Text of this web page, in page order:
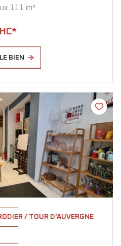
Bureaux 111 m²
HC*
BIEN
/ TOUR D'AUVERGNE